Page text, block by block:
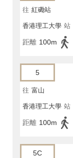
往 紅磡站
香港理工大學 站
距離 100m
5
往 富山
香港理工大學 站
距離 100m
5C